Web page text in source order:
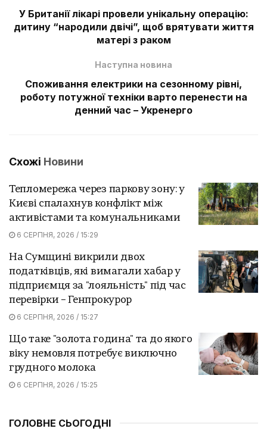
У Британії лікарі провели унікальну операцію:
дитину “народили двічі”, щоб врятувати життя
матері з раком
Наступна новина
Споживання електрики на сезонному рівні,
роботу потужної техніки варто перенести на
денний час – Укренерго
Схожі Новини
Тепломережа через паркову зону: у
Києві спалахнув конфлікт між
активістами та комунальниками
6 СЕРПНЯ, 2026 / 15:29
На Сумщині викрили двох
податківців, які вимагали хабар у
підприємця за "лояльність" під час
перевірки – Генпрокурор
6 СЕРПНЯ, 2026 / 15:27
Що таке "золота година" та до якого
віку немовля потребує виключно
грудного молока
6 СЕРПНЯ, 2026 / 15:25
ГОЛОВНЕ СЬОГОДНІ